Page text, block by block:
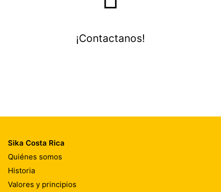
¡Contactanos!
Sika Costa Rica
Quiénes somos
Historia
Valores y principios